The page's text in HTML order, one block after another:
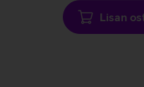
Lisan